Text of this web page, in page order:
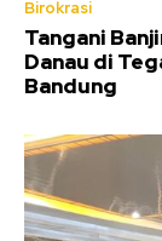
Birokrasi
Tangani
Danau di
Bandung